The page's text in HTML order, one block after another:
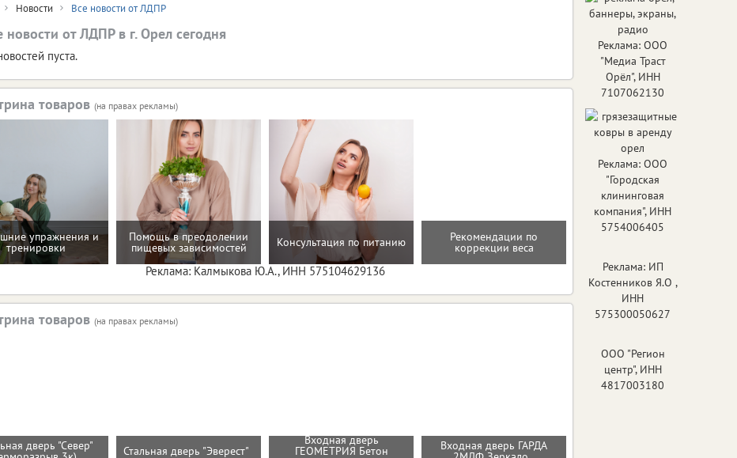
Новости Все новости от ЛДПР
новости от ЛДПР в г. Орел сегодня
пуста.
товаров (на правах рекламы)
упражнения и
тренировки
Помощь в преодолении
пищевых зависимостей Консультация по питанию Рекомендации по
коррекции веса
Реклама: Калмыкова Ю.А., ИНН 575104629136
товаров (на правах рекламы)
дверь "Север"
Стальная дверь "Эверест"
Входная дверь
ГЕОМЕТРИЯ Бетон Входная дверь ГАРДА
Реклама: ООО
"Медиа Траст
Орёл", ИНН
7107062130
Реклама: ООО
"Городская
клининговая
компания", ИНН
5754006405
Реклама: ИП
Костенников Я.О ,
ИНН
575300050627
ООО "Регион
центр", ИНН
4817003180